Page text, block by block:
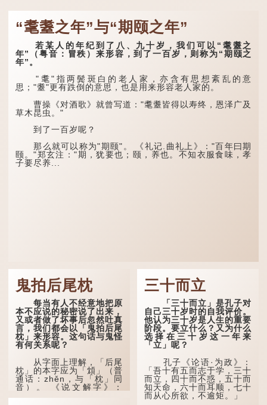
“耄耋之年”与“期颐之年”
若某人的年纪到了八、九十岁，我们可以“耄耋之
年”（粤音：冒秩）来形容，到了一百岁，则称为“期颐之
年”。
"耄"指两鬓斑白的老人家，亦含有思想紊乱的意
思；"耋"更有跌倒的意思，也是用来形容老人家的。
曹操《对酒歌》就曾写道："耄耋皆得以寿终，恩泽广及
草木昆虫。"
到了一百岁呢？
那么就可以称为"期颐"。 《礼记.曲礼上》："百年曰期
颐。"郑玄注："期，犹要也；颐，养也。不知衣服食味，孝
子要尽养...
鬼拍后尾枕
每当有人不经意地把原
本不应说的秘密说了出来，
又或者做了坏事后忽然吐真
言，我们都会以「鬼拍后尾
枕」来形容。这句话与鬼怪
有何关系呢？
从字面上理解，「后尾
枕」的本字应为「䪴」（普
通话：zhěn，与「枕」同
音）。 《说文解字》：
三十而立
「三十而立」是孔子对
自己三十岁时的自我评价。
他认为三十岁是人生的重要
阶段。要立什么？又为什么
选择在三十岁这一年来
「立」呢？
孔子《论语·为政》：
「吾十有五而志于学，三十
而立，四十而不惑，五十而
知天命，六十而耳顺，七十
而从心所欲，不逾矩。」